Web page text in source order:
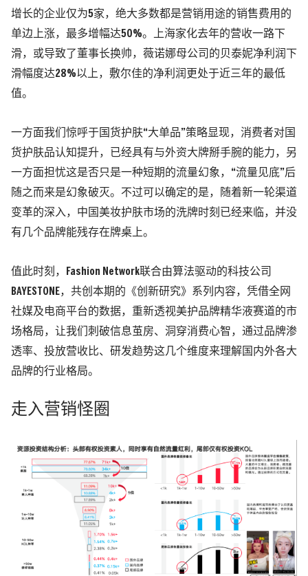
增长的企业仅为5家，绝大多数都是营销用途的销售费用的
单边上涨，最多增幅达50%。上海家化去年的营收一路下
滑，或导致了董事长换帅，薇诺娜母公司的贝泰妮净利润下
滑幅度达28%以上，敷尔佳的净利润更处于近三年的最低
值。
一方面我们惊呼于国货护肤“大单品”策略显现，消费者对国
货护肤品认知提升，已经具有与外资大牌掰手腕的能力，另
一方面担忧这是否只是一种短期的流量幻象，“流量见底”后
随之而来是幻象破灭。不过可以确定的是，随着新一轮渠道
变革的深入，中国美妆护肤市场的洗牌时刻已经来临，并没
有几个品牌能残存在牌桌上。
值此时刻，Fashion Network联合由算法驱动的科技公司
BAYESTONE，共创本期的《创新研究》系列内容，凭借全网
社媒及电商平台的数据，重新透视美护品牌精华液赛道的市
场格局，让我们刺破信息茧房、洞穿消费心智，通过品牌渗
透率、投放营收比、研发趋势这几个维度来理解国内外各大
品牌的行业格局。
走入营销怪圈